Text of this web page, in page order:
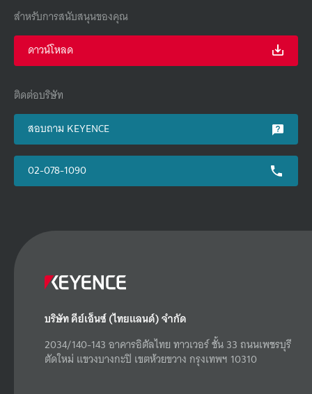
สำหรับการสนับสนุนของคุณ
ดาวน์โหลด
ติดต่อบริษัท
สอบถาม KEYENCE
02-078-1090
บริษัท คีย์เอ็นซ์ (ไทยแลนด์) จำกัด
2034/140-143 อาคารอิตัลไทย ทาวเวอร์ ชั้น 33 ถนนเพชรบุรี
ตัดใหม่ แขวงบางกะปิ เขตห้วยขวาง กรุงเทพฯ 10310